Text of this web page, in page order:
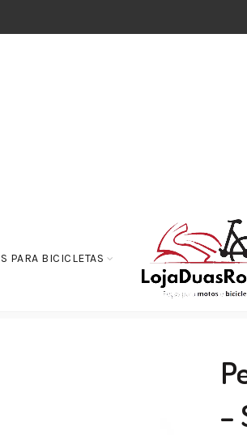
PARA BICICLETAS
Pedal de Partida – Biz 100 – Pop 100 – Shineray 50
–